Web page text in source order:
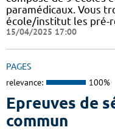
paramédicaux. Vous
école/institut les pré-
15/04/2025 17:00
PAGES
relevance: 100%
Epreuves de
commun